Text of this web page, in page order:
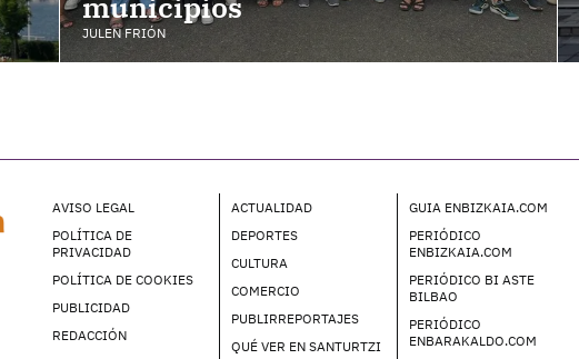
JULEN FRIÓN
AVISO LEGAL
POLÍTICA DE
PRIVACIDAD
POLÍTICA DE COOKIES
PUBLICIDAD
REDACCIÓN
ACTUALIDAD
DEPORTES
CULTURA
COMERCIO
PUBLIRREPORTAJES
QUÉ VER EN SANTURTZI
GUIA ENBIZKAIA.COM
PERIÓDICO
ENBIZKAIA.COM
PERIÓDICO BI ASTE
BILBAO
PERIÓDICO
ENBARAKALDO.COM